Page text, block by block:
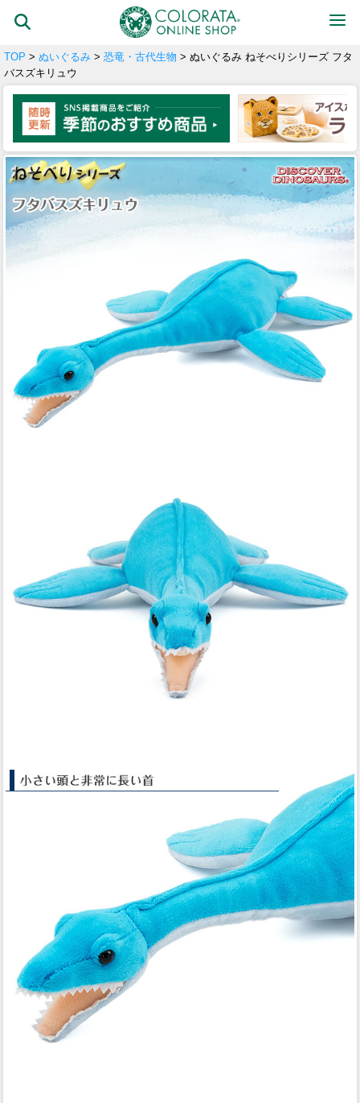
TOP > ぬいぐるみ > 恐竜・古代生物 > ぬいぐるみ ねそべりシリーズ フタ
バスズキリュウ